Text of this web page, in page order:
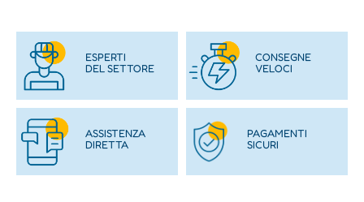
ESPERTI
DEL SETTORE
CONSEGNE
VELOCI
ASSISTENZA
DIRETTA
PAGAMENTI
SICURI